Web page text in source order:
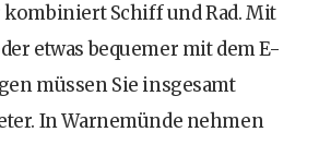
kombiniert Schiff und Rad. Mit
etwas bequemer mit dem E-
müssen Sie insgesamt
In Warnemünde nehmen